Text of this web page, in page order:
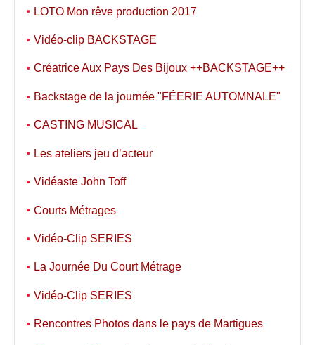
LOTO Mon rêve production 2017
Vidéo-clip BACKSTAGE
Créatrice Aux Pays Des Bijoux ++BACKSTAGE++
Backstage de la journée "FÉERIE AUTOMNALE"
CASTING MUSICAL
Les ateliers jeu d’acteur
Vidéaste John Toff
Courts Métrages
Vidéo-Clip SERIES
La Journée Du Court Métrage
Vidéo-Clip SERIES
Rencontres Photos dans le pays de Martigues